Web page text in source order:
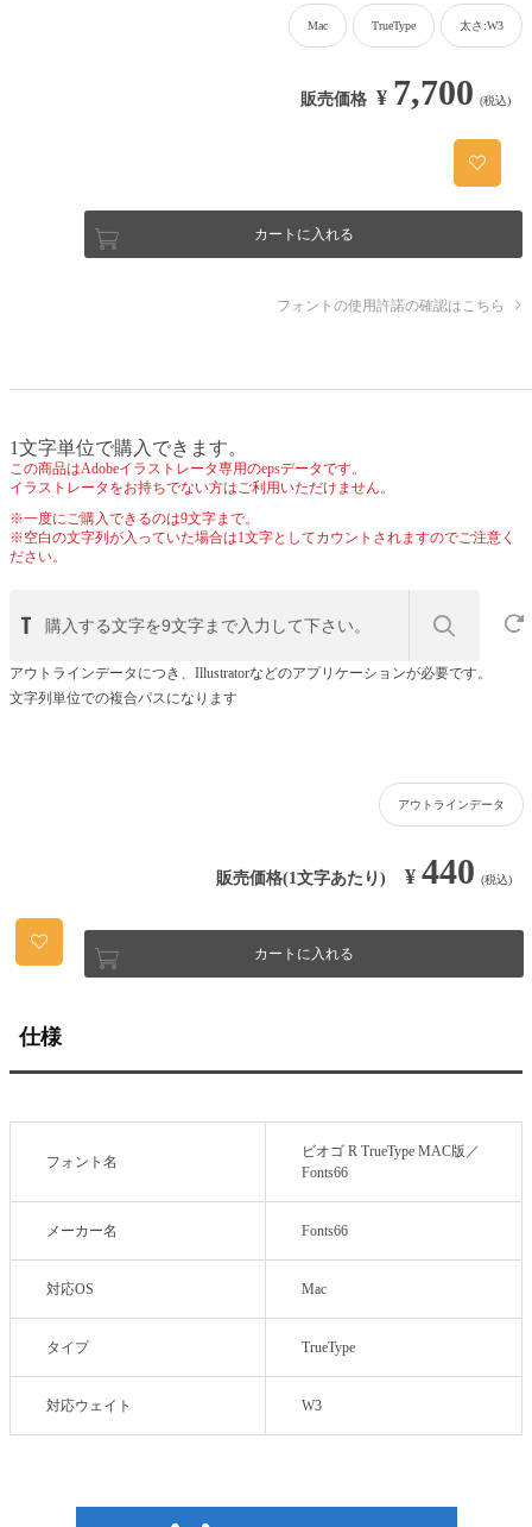
Mac TrueType 太さ:W3
販売価格 ¥ 7,700 (税込)
カートに入れる
フォントの使用許諾の確認はこちら
1文字単位で購入できます。
この商品はAdobeイラストレータ専用のepsデータです。
イラストレータをお持ちでない方はご利用いただけません。
※一度にご購入できるのは9文字まで。
※空白の文字列が入っていた場合は1文字としてカウントされますのでご注意く
ださい。
アウトラインデータにつき、Illustratorなどのアプリケーションが必要です。
文字列単位での複合パスになります
アウトラインデータ
販売価格(1文字あたり) ¥ 440 (税込)
カートに入れる
仕様
フォント名
ビオゴ R TrueType MAC版／
Fonts66
メーカー名 Fonts66
対応OS Mac
タイプ TrueType
対応ウェイト W3